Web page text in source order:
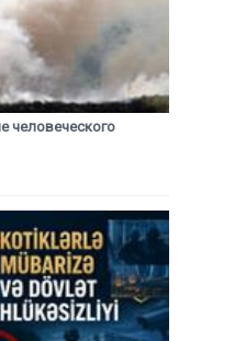
человеческого